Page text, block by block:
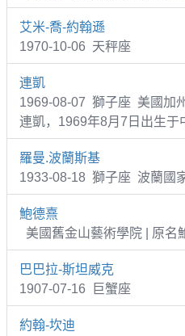
艾米-喬-約翰遜
1970-10-06 天秤座
連凱
1969-08-07 獅子座 美國加
連凱，1969年8月7日出生于
羅曼.波蘭斯基
1933-08-18 獅子座 波蘭國
鮑德熹
美國舊金山藝術學院 | 原名
巴巴拉-斯坦威克
1907-07-16 巨蟹座
約翰-坎迪